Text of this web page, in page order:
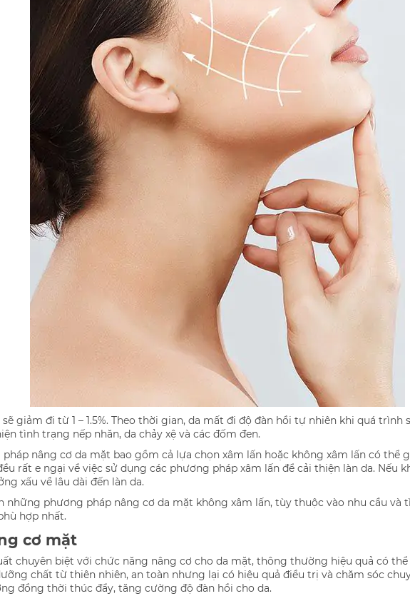
giảm đi từ 1 – 1.5%. Theo thời gian, da mất đi độ đàn hồi tự nhiên khi quá trình
tình trạng nếp nhăn, da chảy xệ và các đốm đen.
nâng cơ da mặt bao gồm cả lựa chọn xâm lấn hoặc không xâm lấn có thể
rất e ngại về việc sử dụng các phương pháp xâm lấn để cải thiện làn da. Nếu
xấu về lâu dài đến làn da.
những phương pháp nâng cơ da mặt không xâm lấn, tùy thuộc vào nhu cầu và
hợp nhất.
cơ mặt
chuyên biệt với chức năng nâng cơ cho da mặt, thông thường hiệu quả có
chất từ thiên nhiên, an toàn nhưng lại có hiệu quả điều trị và chăm sóc
đồng thời thúc đẩy, tăng cường độ đàn hồi cho da.